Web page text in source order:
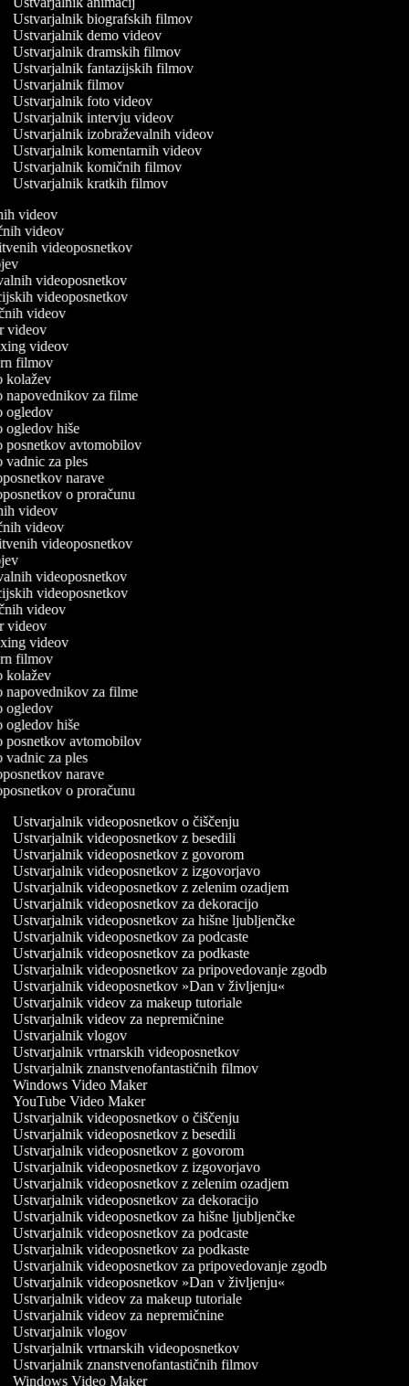
Ustvarjalnik biografskih filmov
Ustvarjalnik demo videov
Ustvarjalnik dramskih filmov
Ustvarjalnik fantazijskih filmov
Ustvarjalnik filmov
Ustvarjalnik foto videov
Ustvarjalnik intervju videov
Ustvarjalnik izobraževalnih videov
Ustvarjalnik komentarnih videov
Ustvarjalnik komičnih filmov
Ustvarjalnik kratkih filmov
videov
videov
videoposnetkov
videoposnetkov
videoposnetkov
videov
videov
videov
filmov
kolažev
napovednikov za filme
ogledov
ogledov hiše
posnetkov avtomobilov
vadnic za ples
narave
o proračunu
videov
videov
videoposnetkov
videoposnetkov
videoposnetkov
videov
videov
videov
filmov
kolažev
napovednikov za filme
ogledov
ogledov hiše
posnetkov avtomobilov
vadnic za ples
narave
o proračunu
Ustvarjalnik videoposnetkov o čiščenju
Ustvarjalnik videoposnetkov z besedili
Ustvarjalnik videoposnetkov z govorom
Ustvarjalnik videoposnetkov z izgovorjavo
Ustvarjalnik videoposnetkov z zelenim ozadjem
Ustvarjalnik videoposnetkov za dekoracijo
Ustvarjalnik videoposnetkov za hišne ljubljenčke
Ustvarjalnik videoposnetkov za podcaste
Ustvarjalnik videoposnetkov za podkaste
Ustvarjalnik videoposnetkov za pripovedovanje zgodb
Ustvarjalnik videoposnetkov »Dan v življenju«
Ustvarjalnik videov za makeup tutoriale
Ustvarjalnik videov za nepremičnine
Ustvarjalnik vlogov
Ustvarjalnik vrtnarskih videoposnetkov
Ustvarjalnik znanstvenofantastičnih filmov
Windows Video Maker
YouTube Video Maker
Ustvarjalnik videoposnetkov o čiščenju
Ustvarjalnik videoposnetkov z besedili
Ustvarjalnik videoposnetkov z govorom
Ustvarjalnik videoposnetkov z izgovorjavo
Ustvarjalnik videoposnetkov z zelenim ozadjem
Ustvarjalnik videoposnetkov za dekoracijo
Ustvarjalnik videoposnetkov za hišne ljubljenčke
Ustvarjalnik videoposnetkov za podcaste
Ustvarjalnik videoposnetkov za podkaste
Ustvarjalnik videoposnetkov za pripovedovanje zgodb
Ustvarjalnik videoposnetkov »Dan v življenju«
Ustvarjalnik videov za makeup tutoriale
Ustvarjalnik videov za nepremičnine
Ustvarjalnik vlogov
Ustvarjalnik vrtnarskih videoposnetkov
Ustvarjalnik znanstvenofantastičnih filmov
Windows Video Maker